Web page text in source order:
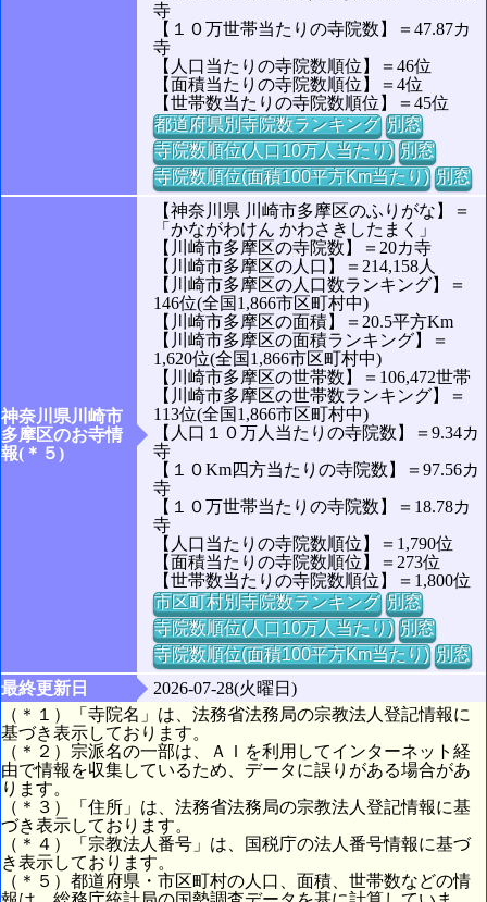
寺
【１０万世帯当たりの寺院数】＝47.87カ
寺
【人口当たりの寺院数順位】＝46位
【面積当たりの寺院数順位】＝4位
【世帯数当たりの寺院数順位】＝45位
都道府県別寺院数ランキング 別窓
寺院数順位(人口10万人当たり) 別窓
寺院数順位(面積100平方Km当たり) 別窓
神奈川県川崎市
多摩区のお寺情
報(＊５)
【神奈川県 川崎市多摩区のふりがな】＝
「かながわけん かわさきしたまく」
【川崎市多摩区の寺院数】＝20カ寺
【川崎市多摩区の人口】＝214,158人
【川崎市多摩区の人口数ランキング】＝
146位(全国1,866市区町村中)
【川崎市多摩区の面積】＝20.5平方Km
【川崎市多摩区の面積ランキング】＝
1,620位(全国1,866市区町村中)
【川崎市多摩区の世帯数】＝106,472世帯
【川崎市多摩区の世帯数ランキング】＝
113位(全国1,866市区町村中)
【人口１０万人当たりの寺院数】＝9.34カ
寺
【１０Km四方当たりの寺院数】＝97.56カ
寺
【１０万世帯当たりの寺院数】＝18.78カ
寺
【人口当たりの寺院数順位】＝1,790位
【面積当たりの寺院数順位】＝273位
【世帯数当たりの寺院数順位】＝1,800位
市区町村別寺院数ランキング 別窓
寺院数順位(人口10万人当たり) 別窓
寺院数順位(面積100平方Km当たり) 別窓
最終更新日
2026-07-28(火曜日)
（＊１）「寺院名」は、法務省法務局の宗教法人登記情報に
基づき表示しております。
（＊２）宗派名の一部は、ＡＩを利用してインターネット経
由で情報を収集しているため、データに誤りがある場合があ
ります。
（＊３）「住所」は、法務省法務局の宗教法人登記情報に基
づき表示しております。
（＊４）「宗教法人番号」は、国税庁の法人番号情報に基づ
き表示しております。
（＊５）都道府県・市区町村の人口、面積、世帯数などの情